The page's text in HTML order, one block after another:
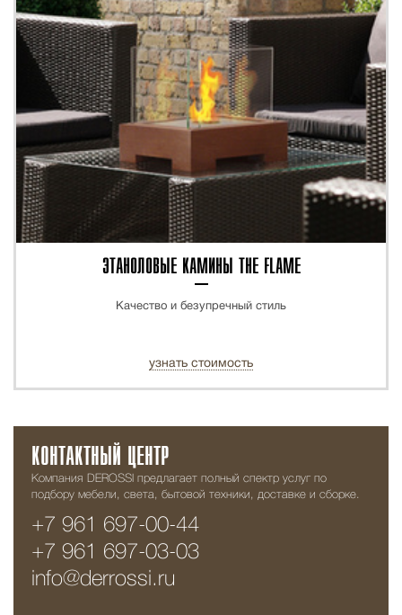
ЭТАНОЛОВЫЕ КАМИНЫ THE FLAME
Качество и безупречный стиль
узнать стоимость
КОНТАКТНЫЙ ЦЕНТР
Компания DEROSSI предлагает полный спектр услуг по
подбору мебели, света, бытовой техники, доставке и сборке.
+7 961 697-00-44
+7 961 697-03-03
info@derrossi.ru